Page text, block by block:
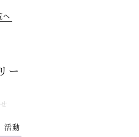
へ
ー
活動